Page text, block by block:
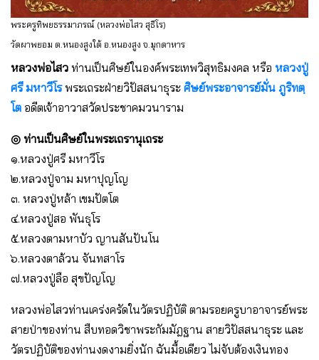
พระครูทิพยธรรมาภรณ์ (หลวงพ่อไสว สุธีโร)
วัดผาพยอม ต.หนองสูงใต้ อ.หนองสูง จ.มุกดาหาร
หลวงพ่อไสว ท่านเป็นศิษย์ในองค์พระเทพวิสุทธิมงคล หรือ หลวงปู่
ศรี มหาวีโรพระเถระฝ่ายวิปัสสนาธุระ ศิษย์พระอาจารย์มั่น ภูริทตฺ
โต อดีตเจ้าอาวาสวัดประชาคมวนาราม
◎ ท่านเป็นศิษย์ในพระเถรานุเถระ
๑.หลวงปู่ศรี มหาวีโร
๒.หลวงปู่จาม มหาปุญโญ
๓. หลวงปู่หล้า เขมปัตโต
๔.หลวงปู่สอ พันธุโร
๕.หลวงตามหาบัว ญานสันปันโน
๖.หลวงตาล้วน จันทสาโร
๗.หลวงปู่ลือ สุขปัญโญ
หลวงพ่อไสวท่านเคร่งครัดในวัตรปฏิบัติ ตามรอยครูบาอาจารย์พระ
สายป่าของท่าน สืบทอดวิชาพระกัมมัฎฐาน สายวิปัสสนาธุระ และ
วัตรปฏิบัติของท่านงดงามยิ่งนัก ฉันมื้อเดียว ไม่จับต้องเงินทอง